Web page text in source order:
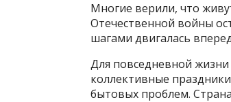
Многие верили, что
Отечественной войны
шагами двигалась
Для повседневной
коллективные
бытовых проблем.